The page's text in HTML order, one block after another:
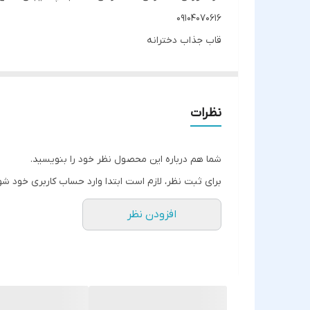
09104070616
قاب جذاب دخترانه
نظرات
شما هم درباره این محصول نظر خود را بنویسید.
برای ثبت نظر، لازم است ابتدا وارد حساب کاربری خود
افزودن نظر